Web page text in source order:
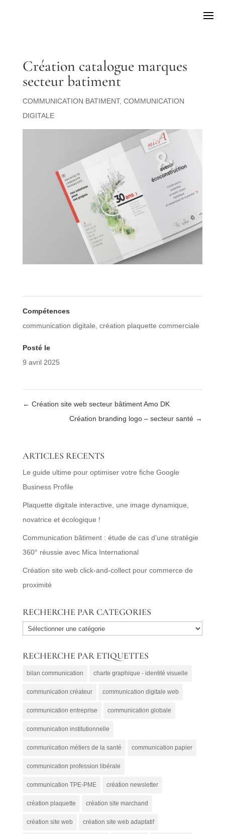
Création catalogue marques
secteur batiment
COMMUNICATION BATIMENT, COMMUNICATION
DIGITALE
Compétences
communication digitale création plaquette commerciale
Posté le
9 avril 2025
← Création site web secteur bâtiment Amo DK
Création branding logo – secteur santé →
ARTICLES RECENTS
Le guide ultime pour optimiser votre fiche Google
Business Profile
Plaquette digitale interactive, une image dynamique,
novatrice et écologique !
Communication bâtiment : étude de cas d’une stratégie
360° réussie avec Mica International
Création site web click-and-collect pour commerce de
proximité
RECHERCHE PAR CATEGORIES
RECHERCHE
CATEGORIES
RECHERCHE PAR ETIQUETTES
bilan communication charte graphique - identité visuelle
communication créateur communication digitale web
communication entreprise communication globale
communication institutionnelle
communication métiers de la santé communication papier
communication profession libérale
communication TPE-PME création newsletter
création plaquette création site marchand
création site web création site web adaptatif